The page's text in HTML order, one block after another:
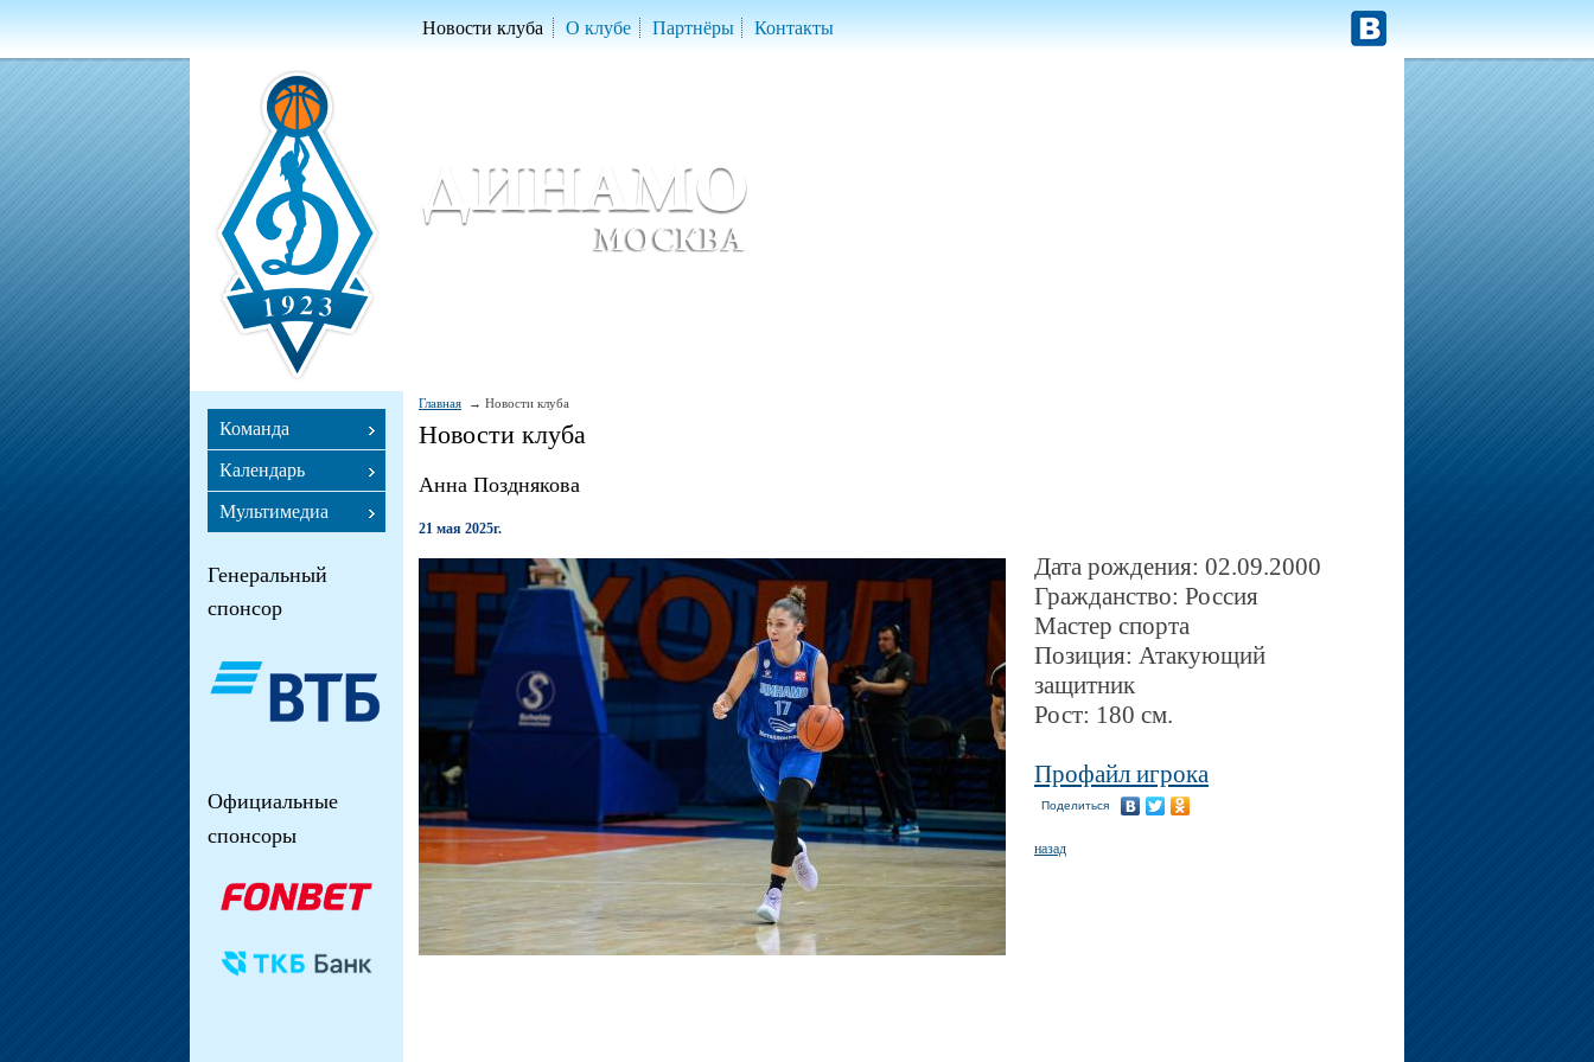
Новости клуба О клубе Партнёры Контакты
Главная Новости клуба
Новости клуба
Анна Позднякова
21 мая 2025г.
Дата рождения: 02.09.2000
Гражданство: Россия
Мастер спорта
Позиция: Атакующий
защитник
Рост: 180 см.
Профайл игрока
Поделиться
назад
Команда
Календарь
Мультимедиа
Генеральный
спонсор
Официальные
спонсоры